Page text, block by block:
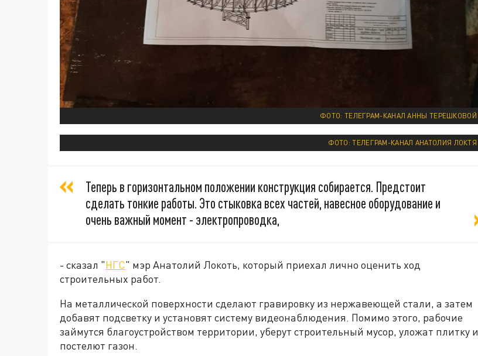
ФОТО: ТЕЛЕГРАМ-КАНАЛ АННЫ ТЕРЕШКОВОЙ
ФОТО: ТЕЛЕГРАМ-КАНАЛ АНАТОЛИЯ ЛОКТЯ
Теперь в горизонтальном положении конструкция собирается. Предстоит
сделать тонкие работы. Это стыковка всех частей, навесное оборудование и
очень важный момент - электропроводка,
- сказал "НГС" мэр Анатолий Локоть, который приехал лично оценить ход
строительных работ.
На металлической поверхности сделают гравировку из нержавеющей стали, а затем
добавят подсветку и установят систему видеонаблюдения. Помимо этого, рабочие
займутся благоустройством территории, уберут строительный мусор, уложат плитку и
постелют газон.